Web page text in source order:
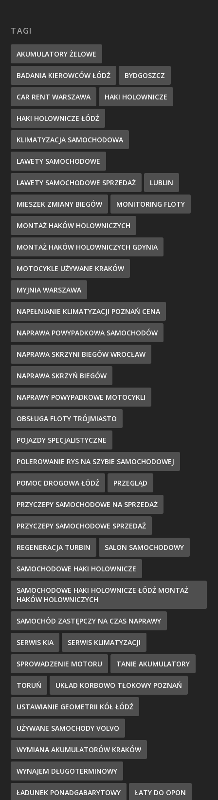
TAGI
AKUMULATORY ŻELOWE
BADANIA KIEROWCÓW ŁÓDŹ BYDGOSZCZ
CAR RENT WARSZAWA HAKI HOLOWNICZE
HAKI HOLOWNICZE ŁÓDŹ
KLIMATYZACJA SAMOCHODOWA
LAWETY SAMOCHODOWE
LAWETY SAMOCHODOWE SPRZEDAŻ LUBLIN
MIESZEK ZMIANY BIEGÓW MONITORING FLOTY
MONTAŻ HAKÓW HOLOWNICZYCH
MONTAŻ HAKÓW HOLOWNICZYCH GDYNIA
MOTOCYKLE UŻYWANE KRAKÓW
MYJNIA WARSZAWA
NAPEŁNIANIE KLIMATYZACJI POZNAŃ CENA
NAPRAWA POWYPADKOWA SAMOCHODÓW
NAPRAWA SKRZYNI BIEGÓW WROCŁAW
NAPRAWA SKRZYŃ BIEGÓW
NAPRAWY POWYPADKOWE MOTOCYKLI
OBSŁUGA FLOTY TRÓJMIASTO
POJAZDY SPECJALISTYCZNE
POLEROWANIE RYS NA SZYBIE SAMOCHODOWEJ
POMOC DROGOWA ŁÓDŹ PRZEGLĄD
PRZYCZEPY SAMOCHODOWE NA SPRZEDAŻ
PRZYCZEPY SAMOCHODOWE SPRZEDAŻ
REGENERACJA TURBIN SALON SAMOCHODOWY
SAMOCHODOWE HAKI HOLOWNICZE
SAMOCHODOWE HAKI HOLOWNICZE ŁÓDŹ MONTAŻ
HAKÓW HOLOWNICZYCH
SAMOCHÓD ZASTĘPCZY NA CZAS NAPRAWY
SERWIS KIA SERWIS KLIMATYZACJI
SPROWADZENIE MOTORU TANIE AKUMULATORY
TORUŃ UKŁAD KORBOWO TŁOKOWY POZNAŃ
USTAWIANIE GEOMETRII KÓŁ ŁÓDŹ
UŻYWANE SAMOCHODY VOLVO
WYMIANA AKUMULATORÓW KRAKÓW
WYNAJEM DŁUGOTERMINOWY
ŁADUNEK PONADGABARYTOWY ŁATY DO OPON